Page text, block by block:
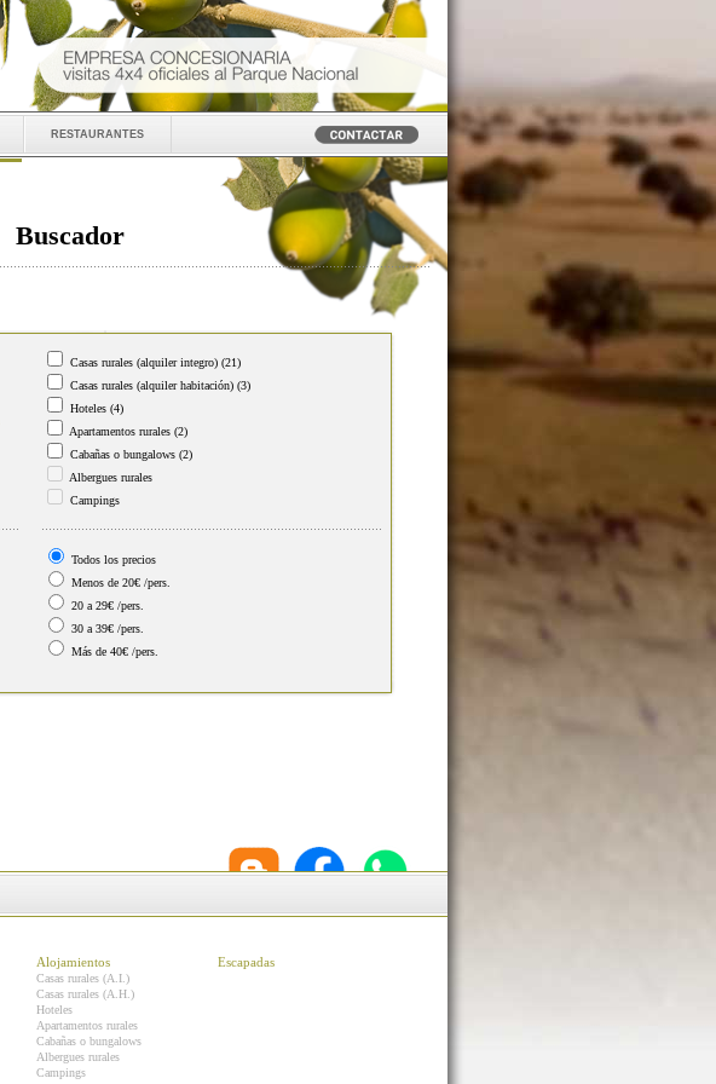
restaurantes
Buscador
Casas rurales (alquiler integro) (21)
Casas rurales (alquiler habitación) (3)
Hoteles (4)
Apartamentos rurales (2)
Cabañas o bungalows (2)
Albergues rurales
Campings
Todos los precios
Menos de 20€ /pers.
20 a 29€ /pers.
30 a 39€ /pers.
Más de 40€ /pers.
Alojamientos
Casas rurales (A.I.)
Casas rurales (A.H.)
Hoteles
Apartamentos rurales
Cabañas o bungalows
Albergues rurales
Campings
Escapadas